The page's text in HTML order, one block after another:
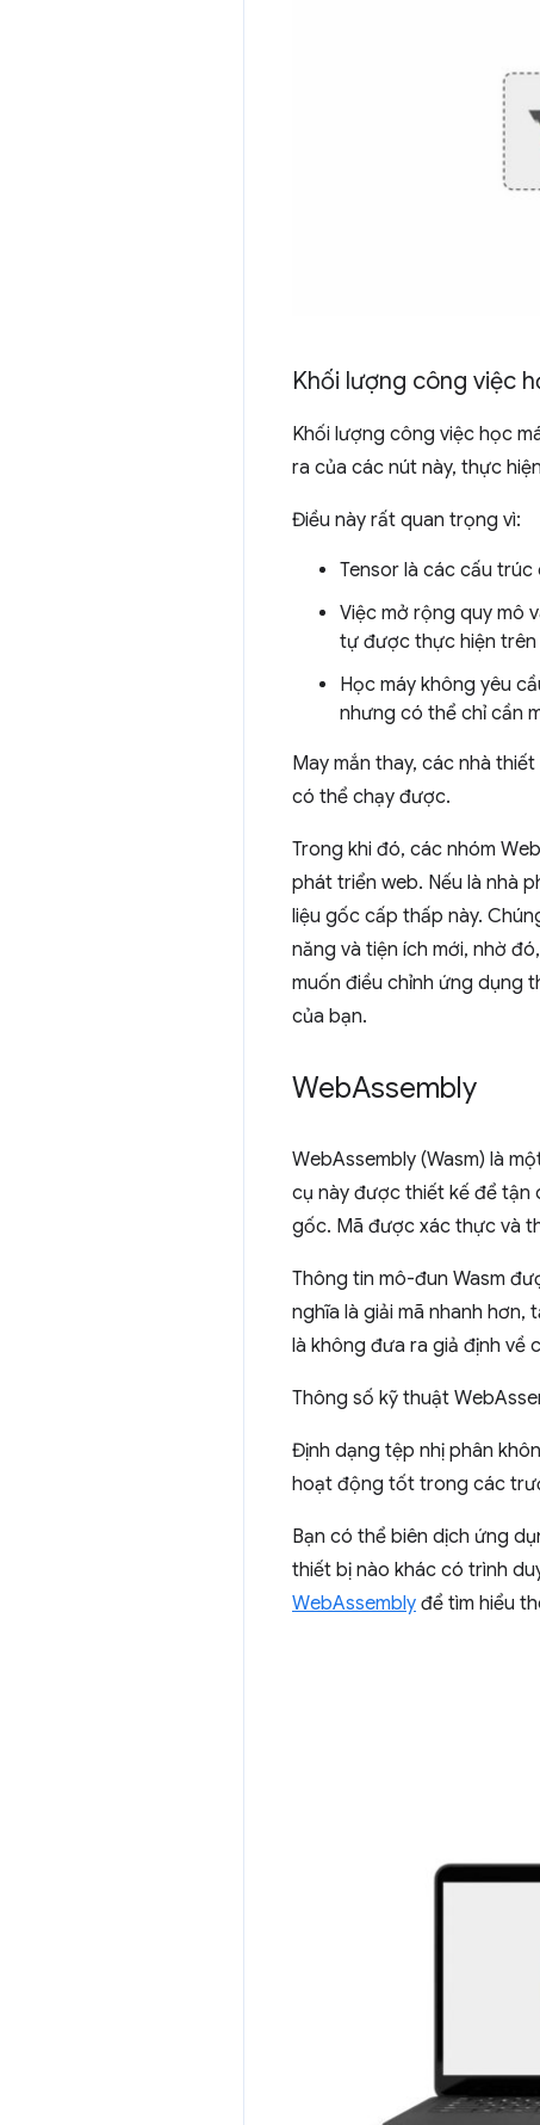
Khối lượng công việc
Khối lượng công việc học
ra của các nút này, thực
Điều này rất quan trọng vì:
Tensor là các cấu
Việc mở rộng quy mô
tự được thực hiện
Học máy không yêu
nhưng có thể chỉ cần
May mắn thay, các nhà
có thể chạy được.
Trong khi đó, các nhóm
phát triển web. Nếu là nhà
liệu gốc cấp thấp này.
năng và tiện ích mới, nhờ
muốn điều chỉnh ứng dụng
của bạn.
WebAssembly
WebAssembly (Wasm) là
cụ này được thiết kế để
gốc. Mã được xác thực và
Thông tin mô-đun Wasm
nghĩa là giải mã nhanh
là không đưa ra giả định về
Thông số kỹ thuật
Định dạng tệp nhị phân
hoạt động tốt trong các
Bạn có thể biên dịch ứng
thiết bị nào khác có trình
WebAssembly để tìm hiểu